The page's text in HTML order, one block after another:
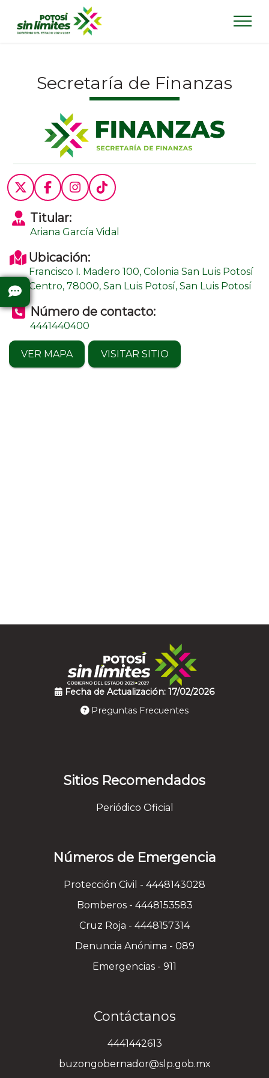
Secretaría de Finanzas
Titular:
Ariana García Vidal
Ubicación:
Francisco I. Madero 100, Colonia San Luis Potosí
Centro, 78000, San Luis Potosí, San Luis Potosí
Número de contacto:
4441440400
VER MAPA VISITAR SITIO
Fecha de Actualización: 17/02/2026
Preguntas Frecuentes
Sitios Recomendados
Periódico Oficial
Números de Emergencia
Protección Civil - 4448143028
Bomberos - 4448153583
Cruz Roja - 4448157314
Denuncia Anónima - 089
Emergencias - 911
Contáctanos
4441442613
buzongobernador@slp.gob.mx